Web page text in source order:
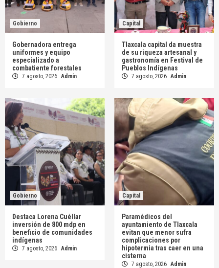
Gobierno
Gobernadora entrega
uniformes y equipo
especializado a
combatiente forestales
7 agosto, 2026 Admin
Capital
Tlaxcala capital da muestra
de su riqueza artesanal y
gastronomía en Festival de
Pueblos Indígenas
7 agosto, 2026 Admin
Gobierno
Destaca Lorena Cuéllar
inversión de 800 mdp en
beneficio de comunidades
indígenas
7 agosto, 2026 Admin
Capital
Paramédicos del
ayuntamiento de Tlaxcala
evitan que menor sufra
complicaciones por
hipotermia tras caer en una
cisterna
7 agosto, 2026 Admin